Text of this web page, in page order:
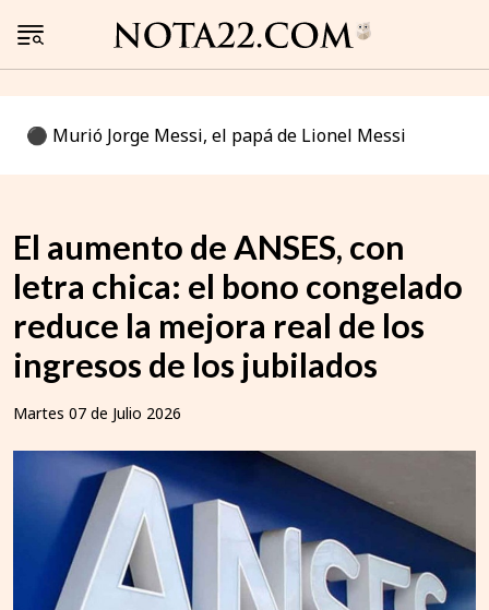
⚫️ Murió Jorge Messi, el papá de Lionel Messi
El aumento de ANSES, con
letra chica: el bono congelado
reduce la mejora real de los
ingresos de los jubilados
Martes 07 de Julio 2026